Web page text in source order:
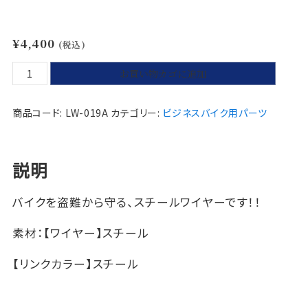
¥4,400 (税込)
料
L
0
9
リ
ン
お買い物カゴに追加
商品コード: LW-019A カテゴリー: ビジネスバイク用パーツ
説明
バイクを盗難から守る、スチールワイヤーです！！
素材：【ワイヤー】スチール
【リンクカラー】スチール